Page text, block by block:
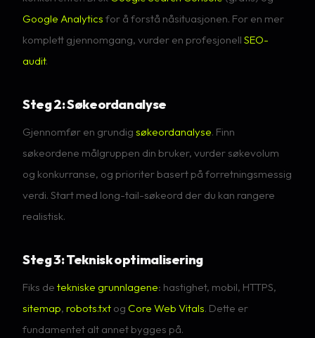
Google Analytics for å forstå nåsituasjonen. For en mer
komplett gjennomgang, vurder en profesjonell SEO-
audit.
Steg 2: Søkeordanalyse
Gjennomfør en grundig søkeordanalyse. Finn
søkeordene målgruppen din bruker, vurder søkevolum
og konkurranse, og prioriter basert på forretningsmessig
verdi. Start med long-tail-søkeord der du kan rangere
realistisk.
Steg 3: Teknisk optimalisering
Fiks de tekniske grunnlagene: hastighet, mobil, HTTPS,
sitemap, robots.txt og Core Web Vitals. Dette er
fundamentet alt annet bygges på.